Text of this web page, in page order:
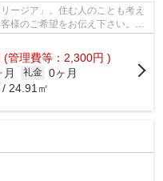
ージア」。住む人のことも考え
様のご希望をお伝え下さい。お
(管理費等：2,300円 )
月 礼金 0ヶ月
24.91㎡